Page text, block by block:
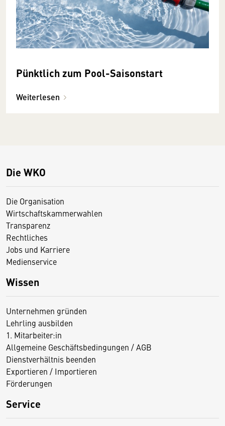
Pünktlich zum Pool­-Saison­­­start
Weiterlesen
Die WKO
Die Organisation
Wirtschaftskammerwahlen
Transparenz
Rechtliches
Jobs und Karriere
Medienservice
Wissen
Unternehmen gründen
Lehrling ausbilden
1. Mitarbeiter:in
Allgemeine Geschäftsbedingungen / AGB
Dienstverhältnis beenden
Exportieren / Importieren
Förderungen
Service